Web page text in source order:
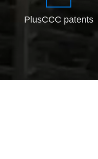
PlusCCC patents